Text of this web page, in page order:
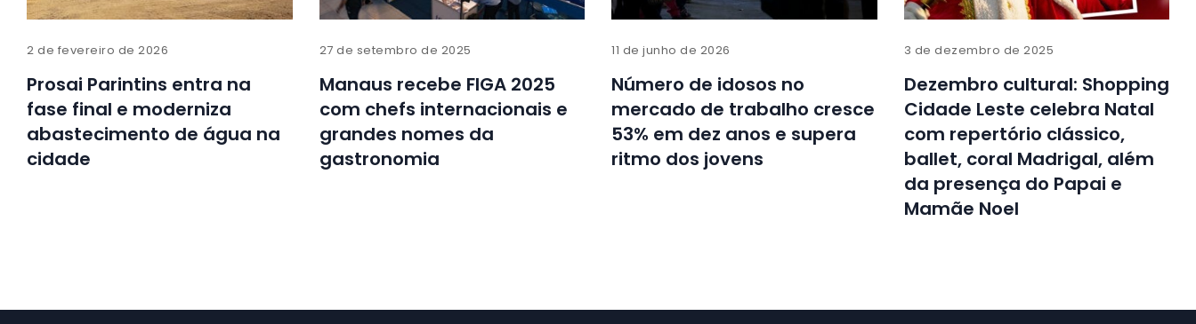
2 de fevereiro de 2026
Prosai Parintins entra na
fase final e moderniza
abastecimento de água na
cidade
27 de setembro de 2025
Manaus recebe FIGA 2025
com chefs internacionais e
grandes nomes da
gastronomia
11 de junho de 2026
Número de idosos no
mercado de trabalho cresce
53% em dez anos e supera
ritmo dos jovens
3 de dezembro de 2025
Dezembro cultural: Shopping
Cidade Leste celebra Natal
com repertório clássico,
ballet, coral Madrigal, além
da presença do Papai e
Mamãe Noel